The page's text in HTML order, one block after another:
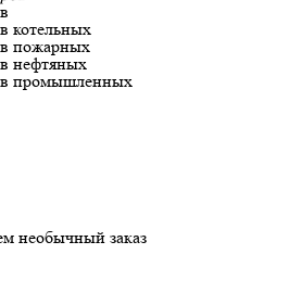
котельных
пожарных
нефтяных
промышленных
необычный заказ